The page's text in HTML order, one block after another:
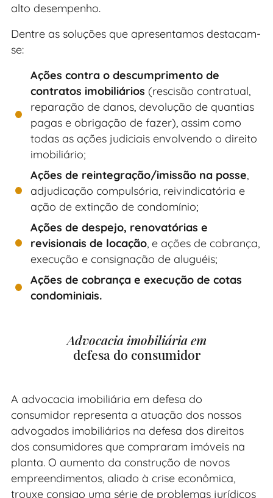
alto desempenho.
Dentre as soluções que apresentamos destacam-
se:
Ações contra o descumprimento de
contratos imobiliários (rescisão contratual,
reparação de danos, devolução de quantias
pagas e obrigação de fazer), assim como
todas as ações judiciais envolvendo o direito
imobiliário;
Ações de reintegração/imissão na posse
adjudicação compulsória, reivindicatória e
ação de extinção de condomínio;
Ações de despejo, renovatórias e
revisionais de locação, e ações de cobrança,
execução e consignação de aluguéis;
Ações de cobrança e execução de cotas
condominiais.
Advocacia imobiliária em
defesa do consumidor
A advocacia imobiliária em defesa do
consumidor representa a atuação dos nossos
advogados imobiliários na defesa dos direitos
dos consumidores que compraram imóveis na
planta. O aumento da construção de novos
empreendimentos, aliado à crise econômica,
trouxe consigo uma série de problemas jurídicos